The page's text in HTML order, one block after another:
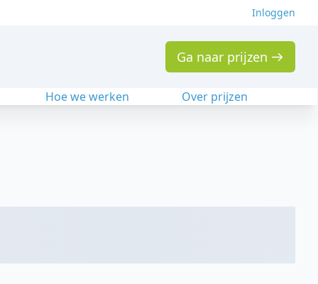
Inloggen
Ga naar prijzen
Hoe we werken Over prijzen